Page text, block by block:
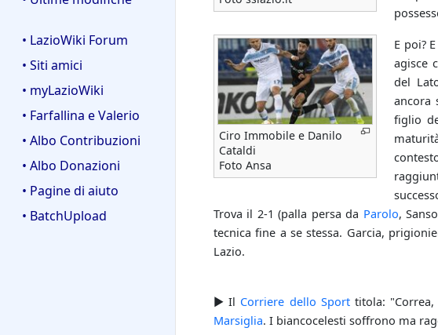
• LazioWiki Forum
• Siti amici
• myLazioWiki
• Farfallina e Valerio
• Albo Contribuzioni
• Albo Donazioni
• Pagine di aiuto
• BatchUpload
Ciro Immobile e Danilo
Cataldi
Foto Ansa
E poi?
agisce
del
ancora
figlio
Trova il 2­-1 (palla persa da Parolo,
tecnica fine a se stessa. Garcia,
Lazio.
► Il Corriere dello Sporttitola: "Correa,
Marsiglia. I biancocelesti soffrono ma